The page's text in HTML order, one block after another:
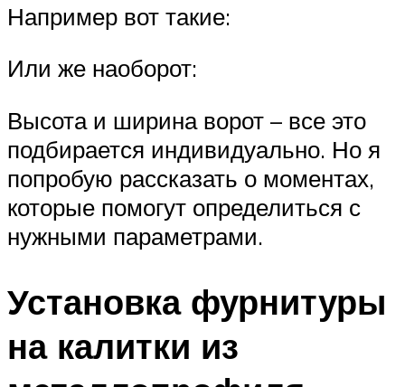
Например вот такие:
Или же наоборот:
Высота и ширина ворот – все это
подбирается индивидуально. Но я
попробую рассказать о моментах,
которые помогут определиться с
нужными параметрами.
Установка фурнитуры
на калитки из